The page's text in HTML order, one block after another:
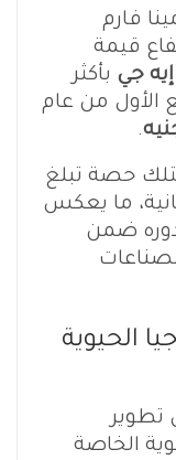
فارم
قيمة
جي بأكثر
الأول من عام
.
حصة تبلغ
ما يعكس
ضمن
الحيوية
تطوير
الخاصة